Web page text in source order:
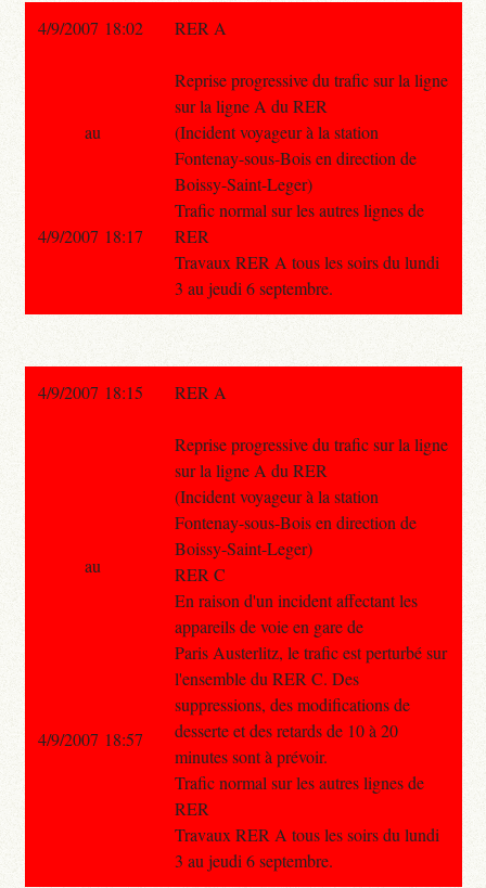
4/9/2007 18:02 RER A
Reprise progressive du trafic sur la ligne
sur la ligne A du RER
(Incident voyageur à la station
Fontenay-sous-Bois en direction de
Boissy-Saint-Leger)
Trafic normal sur les autres lignes de
RER
Travaux RER A tous les soirs du lundi
3 au jeudi 6 septembre.
au
4/9/2007 18:17
4/9/2007 18:15 RER A
Reprise progressive du trafic sur la ligne
sur la ligne A du RER
(Incident voyageur à la station
Fontenay-sous-Bois en direction de
Boissy-Saint-Leger)
RER C
En raison d'un incident affectant les
appareils de voie en gare de
Paris Austerlitz, le trafic est perturbé sur
l'ensemble du RER C. Des
suppressions, des modifications de
desserte et des retards de 10 à 20
minutes sont à prévoir.
Trafic normal sur les autres lignes de
RER
Travaux RER A tous les soirs du lundi
3 au jeudi 6 septembre.
au
4/9/2007 18:57